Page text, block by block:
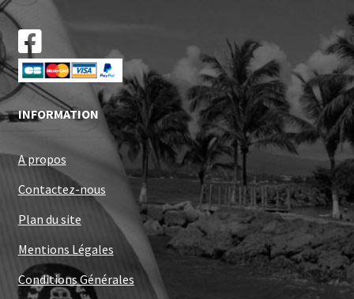
INFORMATION
A propos
Contactez-nous
Plan du site
Mentions Légales
Conditions Générales